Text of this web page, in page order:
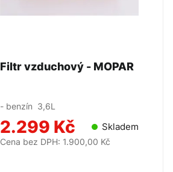
- benzín 3,6L
2.299 Kč Skladem
Cena bez DPH: 1.900,00 Kč